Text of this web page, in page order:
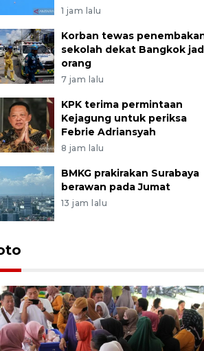
1 jam lalu
Korban tewas
sekolah dekat Bangkok
orang
7 jam lalu
KPK terima permintaan
Kejagung untuk periksa
Febrie Adriansyah
8 jam lalu
BMKG prakirakan Surabaya
berawan pada Jumat
13 jam lalu